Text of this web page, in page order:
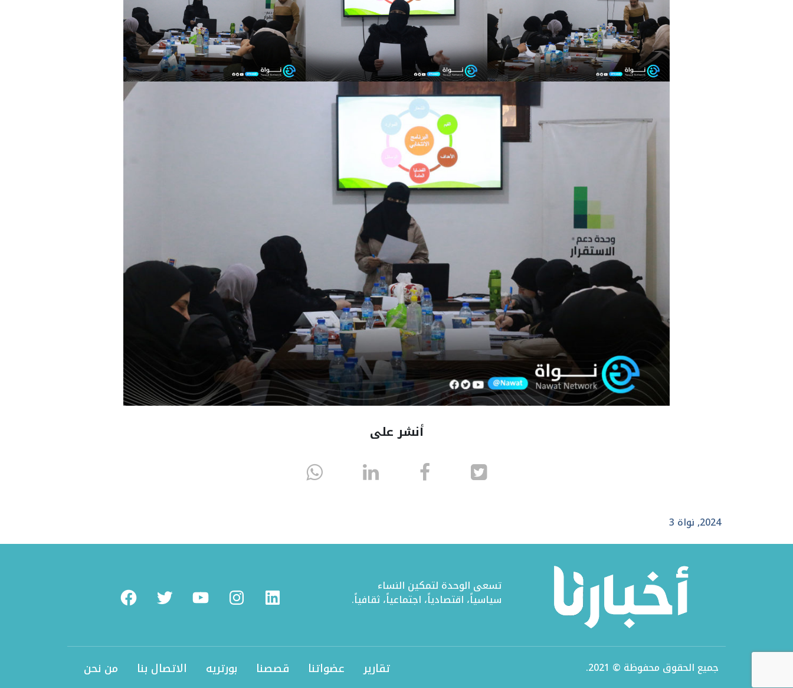
أنشر على
انشر انشر انشر Whatsapp
2024
,نواة 3
تسعى الوحدة لتمكين النساء
سياسياً، اقتصادياً، اجتماعياً، ثقافياً. FacebookTwitterYoutubeInstagramLinkedin
جميع الحقوق محفوظة © 2021. تقارير عضواتنا قصصنا بورتريه الاتصال بنا من نحن